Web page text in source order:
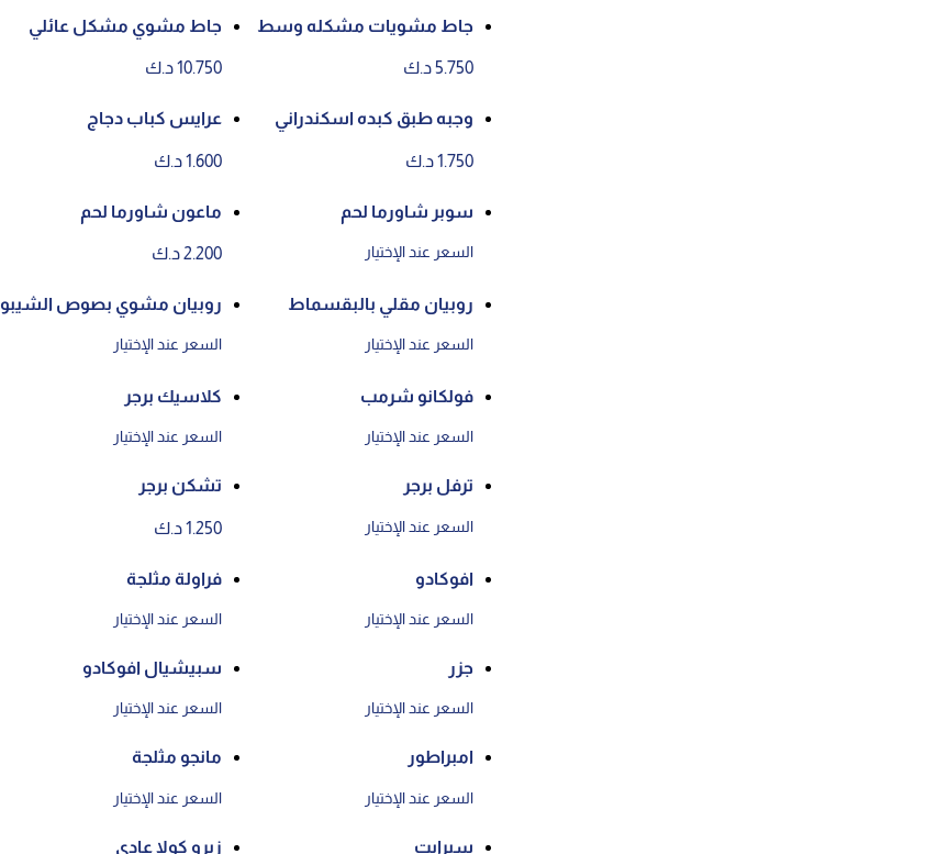
جاط مشويات مشكله وسط
5.750 د.ك
جاط مشوي مشكل عائلي
10.750 د.ك
وجبه طبق كبده اسكندراني
1.750 د.ك
عرايس كباب دجاج
1.600 د.ك
سوبر شاورما لحم
السعر عند الإختيار
ماعون شاورما لحم
2.200 د.ك
روبيان مقلي بالبقسماط
السعر عند الإختيار
روبيان مشوي بصوص الشيبو
السعر عند الإختيار
فولكانو شرمب
السعر عند الإختيار
كلاسيك برجر
السعر عند الإختيار
ترفل برجر
السعر عند الإختيار
تشكن برجر
1.250 د.ك
افوكادو
السعر عند الإختيار
فراولة مثلجة
السعر عند الإختيار
جزر
السعر عند الإختيار
سبيشيال افوكادو
السعر عند الإختيار
امبراطور
السعر عند الإختيار
مانجو مثلجة
السعر عند الإختيار
سبرايت زيرو كولا عادي